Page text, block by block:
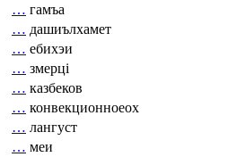
… гамъа
… дашиълхамет
… ебихэи
… змерці
… казбеков
… конвекционноеох
… лангуст
… меи